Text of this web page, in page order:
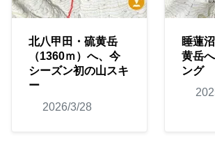
北八甲田・硫黄岳
（1360ｍ）へ、今
シーズン初の山スキ
ー
2026/3/28
睡蓮
黄岳
ング